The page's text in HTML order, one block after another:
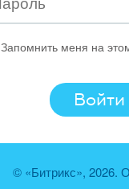
Запомнить меня на
© «Битрикс», 2026.